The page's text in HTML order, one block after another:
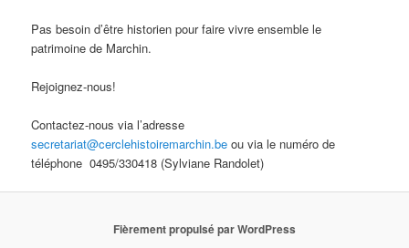
Pas besoin d’être historien pour faire vivre ensemble le
patrimoine de Marchin.
Rejoignez-nous!
Contactez-nous via l’adresse
secretariat@cerclehistoiremarchin.be ou via le numéro de
téléphone 0495/330418 (Sylviane Randolet)
Fièrement propulsé par WordPress